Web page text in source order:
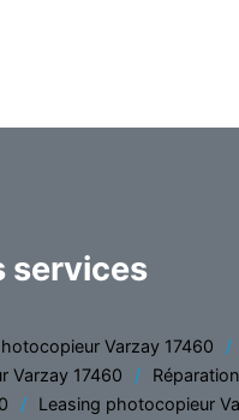
services
Varzay 17460
Varzay 17460
Leasing photocopieur